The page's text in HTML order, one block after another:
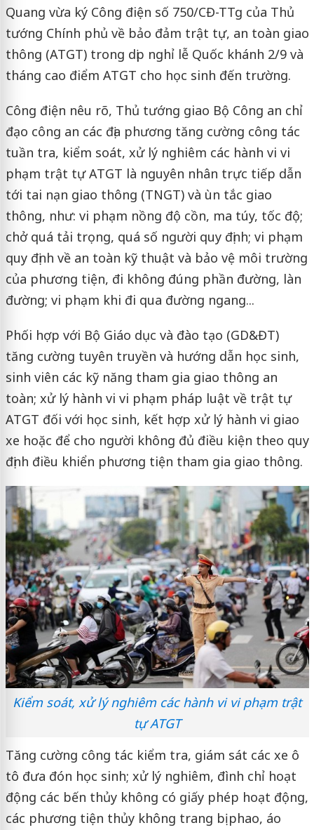
Quang vừa ký Công điện số 750/CĐ-TTg của Thủ
tướng Chính phủ về bảo đảm trật tự, an toàn giao
thông (ATGT) trong dịp nghỉ lễ Quốc khánh 2/9 và
tháng cao điểm ATGT cho học sinh đến trường.
Công điện nêu rõ, Thủ tướng giao Bộ Công an chỉ
đạo công an các địa phương tăng cường công tác
tuần tra, kiểm soát, xử lý nghiêm các hành vi vi
phạm trật tự ATGT là nguyên nhân trực tiếp dẫn
tới tai nạn giao thông (TNGT) và ùn tắc giao
thông, như: vi phạm nồng độ cồn, ma túy, tốc độ;
chở quá tải trọng, quá số người quy định; vi phạm
quy định về an toàn kỹ thuật và bảo vệ môi trường
của phương tiện, đi không đúng phần đường, làn
đường; vi phạm khi đi qua đường ngang...
Phối hợp với Bộ Giáo dục và đào tạo (GD&ĐT)
tăng cường tuyên truyền và hướng dẫn học sinh,
sinh viên các kỹ năng tham gia giao thông an
toàn; xử lý hành vi vi phạm pháp luật về trật tự
ATGT đối với học sinh, kết hợp xử lý hành vi giao
xe hoặc để cho người không đủ điều kiện theo quy
định điều khiển phương tiện tham gia giao thông.
Kiểm soát, xử lý nghiêm các hành vi vi phạm trật
tự ATGT
Tăng cường công tác kiểm tra, giám sát các xe ô
tô đưa đón học sinh; xử lý nghiêm, đình chỉ hoạt
động các bến thủy không có giấy phép hoạt động,
các phương tiện thủy không trang bị phao, áo